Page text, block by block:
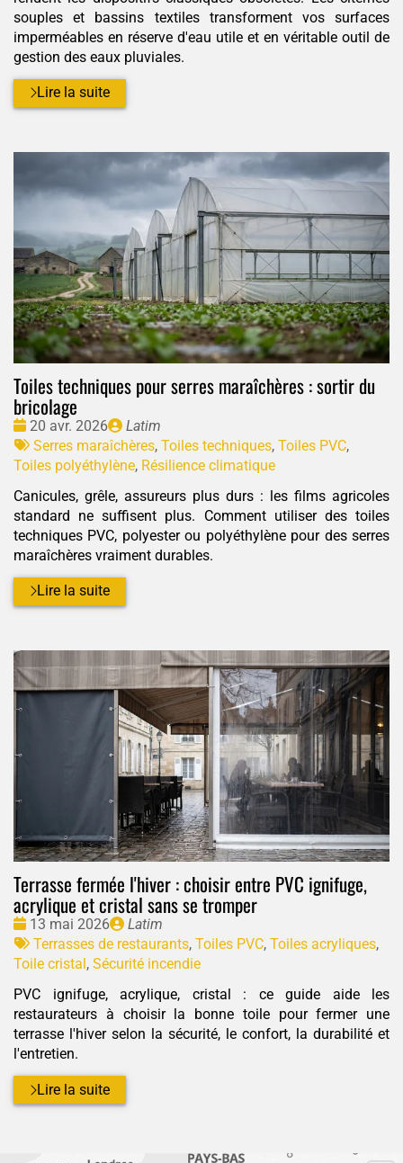
souples et bassins textiles transforment vos surfaces
imperméables en réserve d'eau utile et en véritable outil de
gestion des eaux pluviales.
Lire la suite
Toiles techniques pour serres maraîchères : sortir du
bricolage
Date
:
20 avr. 2026
Publié
par
Latim
Tags
:
Serres maraîchères, Toiles techniques, Toiles PVC,
Toiles polyéthylène, Résilience climatique
Canicules, grêle, assureurs plus durs : les films agricoles
standard ne suffisent plus. Comment utiliser des toiles
techniques PVC, polyester ou polyéthylène pour des serres
maraîchères vraiment durables.
Lire la suite
Terrasse fermée l'hiver : choisir entre PVC ignifuge,
acrylique et cristal sans se tromper
Date
:
13 mai 2026
Publié
par
Latim
Tags
:
Terrasses de restaurants, Toiles PVC, Toiles acryliques,
Toile cristal, Sécurité incendie
PVC ignifuge, acrylique, cristal : ce guide aide les
restaurateurs à choisir la bonne toile pour fermer une
terrasse l'hiver selon la sécurité, le confort, la durabilité et
l'entretien.
Lire la suite